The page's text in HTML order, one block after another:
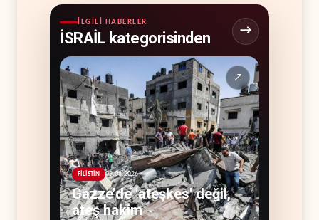
İLGILI HABERLER
İSRAİL kategorisinden
↗
FİLİSTİN 09.08.2026
Gazze’de 'ateşkes' değil,
ateş hakim